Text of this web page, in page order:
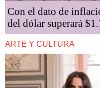
Con el dato de
del dólar superará
ARTE Y CULTURA